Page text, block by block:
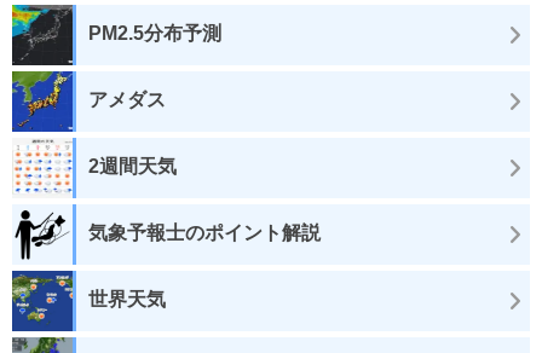
PM2.5分布予測
アメダス
2週間天気
気象予報士のポイント解説
世界天気